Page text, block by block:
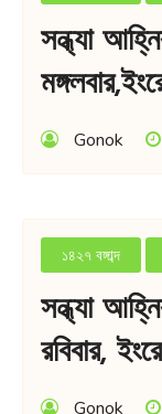
সন্ধ্যা
Gonok
১৪২৭ বঙ্গাব্দ
সন্ধ্যা
রবিবার,
Gonok